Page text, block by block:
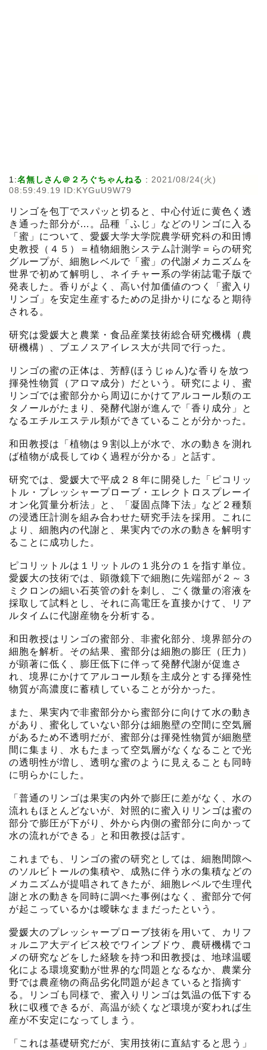
1:名無しさん＠２ろぐちゃんねる : 2021/08/24(火)
08:59:49.19 ID:KYGuU9W79
リンゴを包丁でスパッと切ると、中心付近に黄色く透
き通った部分が…。品種「ふじ」などのリンゴに入る
「蜜」について、愛媛大学大学院農学研究科の和田博
史教授（４５）＝植物細胞システム計測学＝らの研究
グループが、細胞レベルで「蜜」の代謝メカニズムを
世界で初めて解明し、ネイチャー系の学術誌電子版で
発表した。香りがよく、高い付加価値のつく「蜜入り
リンゴ」を安定生産するための足掛かりになると期待
される。
研究は愛媛大と農業・食品産業技術総合研究機構（農
研機構）、ブエノスアイレス大が共同で行った。
リンゴの蜜の正体は、芳醇(ほうじゅん)な香りを放つ
揮発性物質（アロマ成分）だという。研究により、蜜
リンゴでは蜜部分から周辺にかけてアルコール類のエ
タノールがたまり、発酵代謝が進んで「香り成分」と
なるエチルエステル類ができていることが分かった。
和田教授は「植物は９割以上が水で、水の動きを測れ
ば植物が成長してゆく過程が分かる」と話す。
研究では、愛媛大で平成２８年に開発した「ピコリッ
トル・プレッシャープローブ・エレクトロスプレーイ
オン化質量分析法」と、「凝固点降下法」など２種類
の浸透圧計測を組み合わせた研究手法を採用。これに
より、細胞内の代謝と、果実内での水の動きを解明す
ることに成功した。
ピコリットルは１リットルの１兆分の１を指す単位。
愛媛大の技術では、顕微鏡下で細胞に先端部が２～３
ミクロンの細い石英管の針を刺し、ごく微量の溶液を
採取して試料とし、それに高電圧を直接かけて、リア
ルタイムに代謝産物を分析する。
和田教授はリンゴの蜜部分、非蜜化部分、境界部分の
細胞を解析。その結果、蜜部分は細胞の膨圧（圧力）
が顕著に低く、膨圧低下に伴って発酵代謝が促進さ
れ、境界にかけてアルコール類を主成分とする揮発性
物質が高濃度に蓄積していることが分かった。
また、果実内で非蜜部分から蜜部分に向けて水の動き
があり、蜜化していない部分は細胞壁の空間に空気層
があるため不透明だが、蜜部分は揮発性物質が細胞壁
間に集まり、水もたまって空気層がなくなることで光
の透明性が増し、透明な蜜のように見えることも同時
に明らかにした。
「普通のリンゴは果実の内外で膨圧に差がなく、水の
流れもほとんどないが、対照的に蜜入りリンゴは蜜の
部分で膨圧が下がり、外から内側の蜜部分に向かって
水の流れができる」と和田教授は話す。
これまでも、リンゴの蜜の研究としては、細胞間隙へ
のソルビトールの集積や、成熟に伴う水の集積などの
メカニズムが提唱されてきたが、細胞レベルで生理代
謝と水の動きを同時に調べた事例はなく、蜜部分で何
が起こっているかは曖昧なままだったという。
愛媛大のプレッシャープローブ技術を用いて、カリフ
ォルニア大デイビス校でワインブドウ、農研機構でコ
メの研究などをした経験を持つ和田教授は、地球温暖
化による環境変動が世界的な問題となるなか、農業分
野では農産物の商品劣化問題が起きていると指摘す
る。リンゴも同様で、蜜入りリンゴは気温の低下する
秋に収穫できるが、高温が続くなど環境が変われば生
産が不安定になってしまう。
「これは基礎研究だが、実用技術に直結すると思う」